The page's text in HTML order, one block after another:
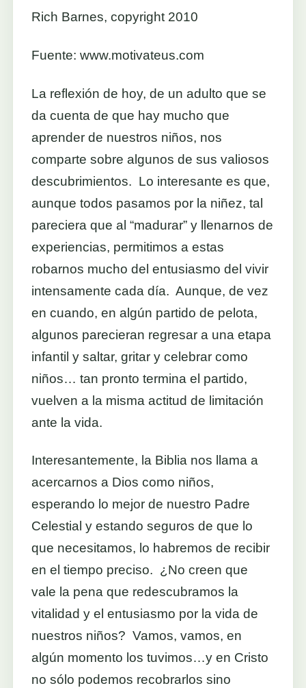
Rich Barnes, copyright 2010
Fuente: www.motivateus.com
La reflexión de hoy, de un adulto que se
da cuenta de que hay mucho que
aprender de nuestros niños, nos
comparte sobre algunos de sus valiosos
descubrimientos. Lo interesante es que,
aunque todos pasamos por la niñez, tal
pareciera que al “madurar” y llenarnos de
experiencias, permitimos a estas
robarnos mucho del entusiasmo del vivir
intensamente cada día. Aunque, de vez
en cuando, en algún partido de pelota,
algunos parecieran regresar a una etapa
infantil y saltar, gritar y celebrar como
niños… tan pronto termina el partido,
vuelven a la misma actitud de limitación
ante la vida.
Interesantemente, la Biblia nos llama a
acercarnos a Dios como niños,
esperando lo mejor de nuestro Padre
Celestial y estando seguros de que lo
que necesitamos, lo habremos de recibir
en el tiempo preciso. ¿No creen que
vale la pena que redescubramos la
vitalidad y el entusiasmo por la vida de
nuestros niños? Vamos, vamos, en
algún momento los tuvimos…y en Cristo
no sólo podemos recobrarlos sino